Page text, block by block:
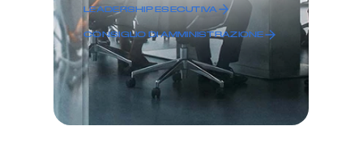
LEADERSHIP ESECUTIVA
CONSIGLIO DI AMMINISTRAZIONE